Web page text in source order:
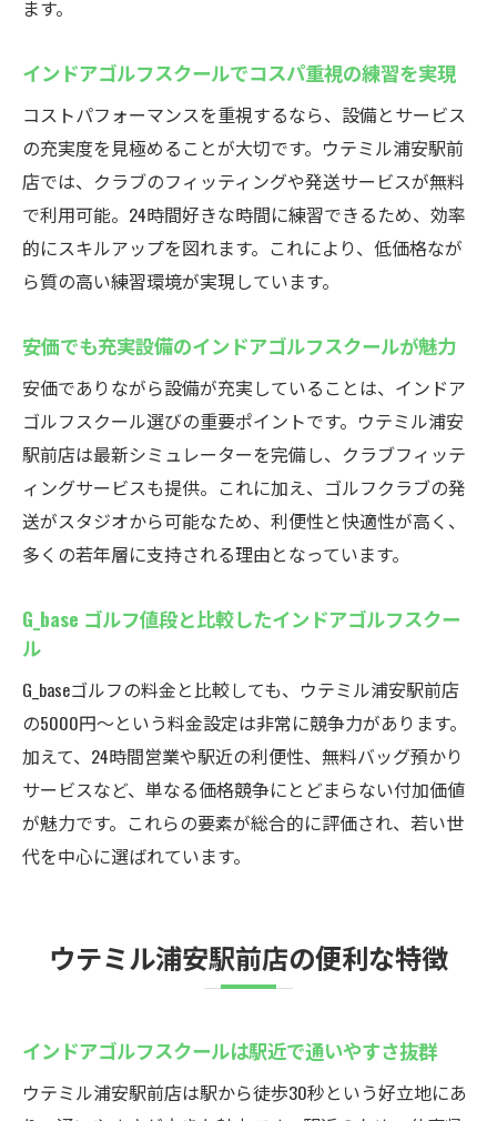
ます。
インドアゴルフスクールでコスパ重視の練習を実現
コストパフォーマンスを重視するなら、設備とサービス
の充実度を見極めることが大切です。ウテミル浦安駅前
店では、クラブのフィッティングや発送サービスが無料
で利用可能。24時間好きな時間に練習できるため、効率
的にスキルアップを図れます。これにより、低価格なが
ら質の高い練習環境が実現しています。
安価でも充実設備のインドアゴルフスクールが魅力
安価でありながら設備が充実していることは、インドア
ゴルフスクール選びの重要ポイントです。ウテミル浦安
駅前店は最新シミュレーターを完備し、クラブフィッテ
ィングサービスも提供。これに加え、ゴルフクラブの発
送がスタジオから可能なため、利便性と快適性が高く、
多くの若年層に支持される理由となっています。
G_base ゴルフ値段と比較したインドアゴルフスクー
ル
G_baseゴルフの料金と比較しても、ウテミル浦安駅前店
の5000円〜という料金設定は非常に競争力があります。
加えて、24時間営業や駅近の利便性、無料バッグ預かり
サービスなど、単なる価格競争にとどまらない付加価値
が魅力です。これらの要素が総合的に評価され、若い世
代を中心に選ばれています。
ウテミル浦安駅前店の便利な特徴
インドアゴルフスクールは駅近で通いやすさ抜群
ウテミル浦安駅前店は駅から徒歩30秒という好立地にあ